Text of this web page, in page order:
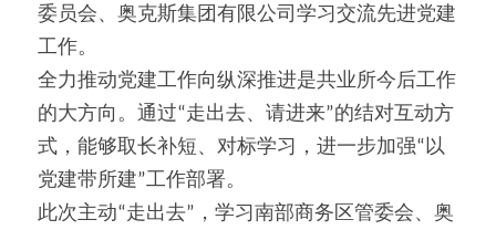
委员会、奥克斯集团有限公司学习交流先进党建
工作。
全力推动党建工作向纵深推进是共业所今后工作
的大方向。通过“走出去、请进来”的结对互动方
式，能够取长补短、对标学习，进一步加强“以
党建带所建”工作部署。
此次主动“走出去”，学习南部商务区管委会、奥